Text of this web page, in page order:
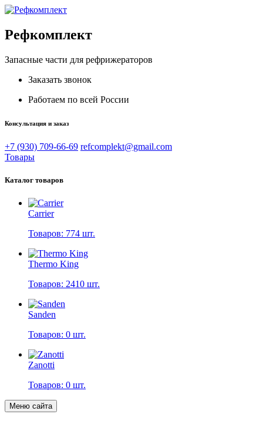
Рефкомплект
Запасные части для рефрижераторов
Заказать звонок
Работаем по всей России
Консультация и заказ
+7 (930) 709-66-69 refcomplekt@gmail.com
Товары
Каталог товаров
Carrier
Товаров: 774 шт.
Thermo King
Товаров: 2410 шт.
Sanden
Товаров: 0 шт.
Zanotti
Товаров: 0 шт.
Меню сайта